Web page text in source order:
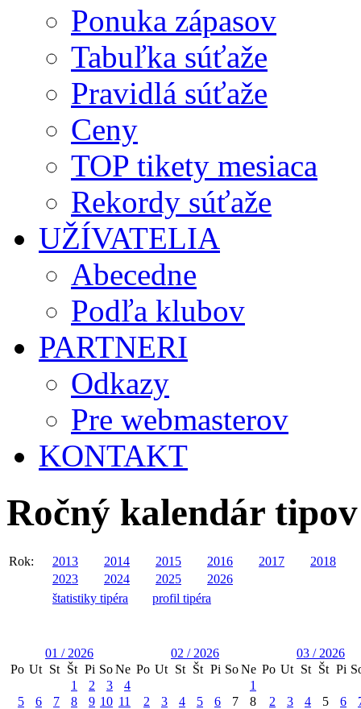
Ponuka zápasov
Tabuľka súťaže
Pravidlá súťaže
Ceny
TOP tikety mesiaca
Rekordy súťaže
UŽÍVATELIA
Abecedne
Podľa klubov
PARTNERI
Odkazy
Pre webmasterov
KONTAKT
Ročný kalendár
Rok: 2013 2014 2015 2016 2017
2018
2023
2024 2025
2026
štatistiky tipéra
profil tipéra
01 / 2026
Po Ut St Št Pi SoNe
1
2 3
4
5
6 7 8 9 10 11
02 / 2026
Po Ut St Št Pi SoNe
1
2
3 4 5 6 7
8
03 / 2026
Po Ut St Št Pi
2 3 4 5 6